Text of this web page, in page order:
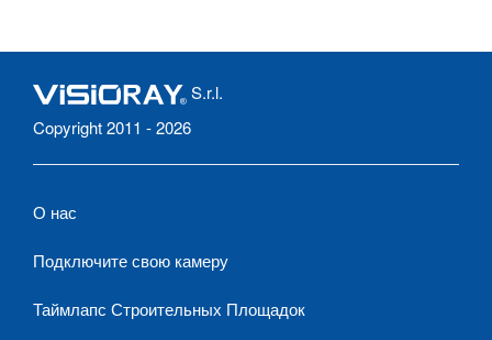
S.r.l.
Copyright 2011 - 2026
О нас
Подключите свою камеру
Таймлапс Строительных Площадок